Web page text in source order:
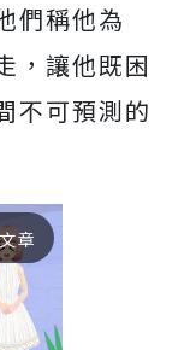
們稱他為
，讓他既困
不可預測的
章